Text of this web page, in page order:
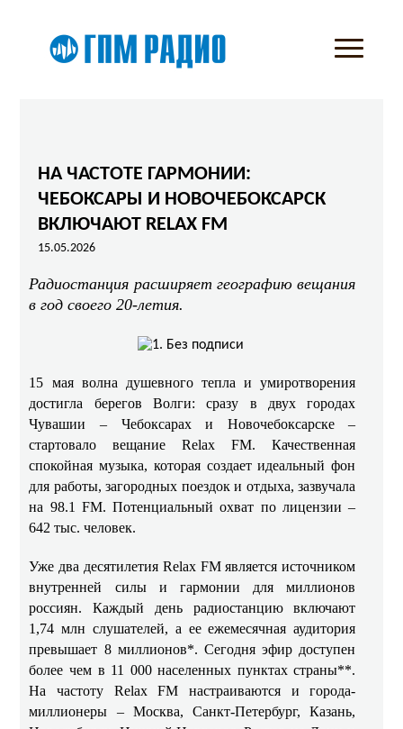
НА ЧАСТОТЕ ГАРМОНИИ:
ЧЕБОКСАРЫ И НОВОЧЕБОКСАРСК
ВКЛЮЧАЮТ RELAX FM
15.05.2026
Радиостанция расширяет географию вещания
в год своего 20‑летия.
15 мая волна душевного тепла и умиротворения
достигла берегов Волги: сразу в двух городах
Чувашии – Чебоксарах и Новочебоксарске –
стартовало вещание Relax FM. Качественная
спокойная музыка, которая создает идеальный фон
для работы, загородных поездок и отдыха, зазвучала
на 98.1 FM. Потенциальный охват по лицензии –
642 тыс. человек.
Уже два десятилетия Relax FM является источником
внутренней силы и гармонии для миллионов
россиян. Каждый день радиостанцию включают
1,74 млн слушателей, а ее ежемесячная аудитория
превышает 8 миллионов*. Сегодня эфир доступен
более чем в 11 000 населенных пунктах страны**.
На частоту Relax FM настраиваются и города-
миллионеры – Москва, Санкт-Петербург, Казань,